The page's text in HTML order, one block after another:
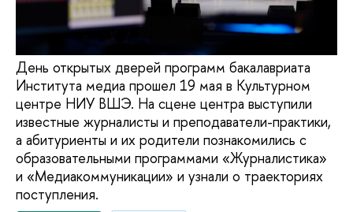
День открытых дверей программ бакалавриата
Института медиа прошел 19 мая в Культурном
центре НИУ ВШЭ. На сцене центра выступили
известные журналисты и преподаватели-практики,
а абитуриенты и их родители познакомились с
образовательными программами «Журналистика»
и «Медиакоммуникации» и узнали о траекториях
поступления.